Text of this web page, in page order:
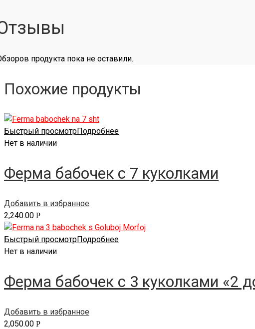
продукта пока не оставили.
Похожие продукты
Быстрый просмотрПодробнее
Нет в наличии
Ферма бабочек с 7 куколками
Добавить в избранное
2,240.00 Р
Быстрый просмотрПодробнее
Нет в наличии
Ферма бабочек с 3 куколками «2
Добавить в избранное
2,050.00 Р